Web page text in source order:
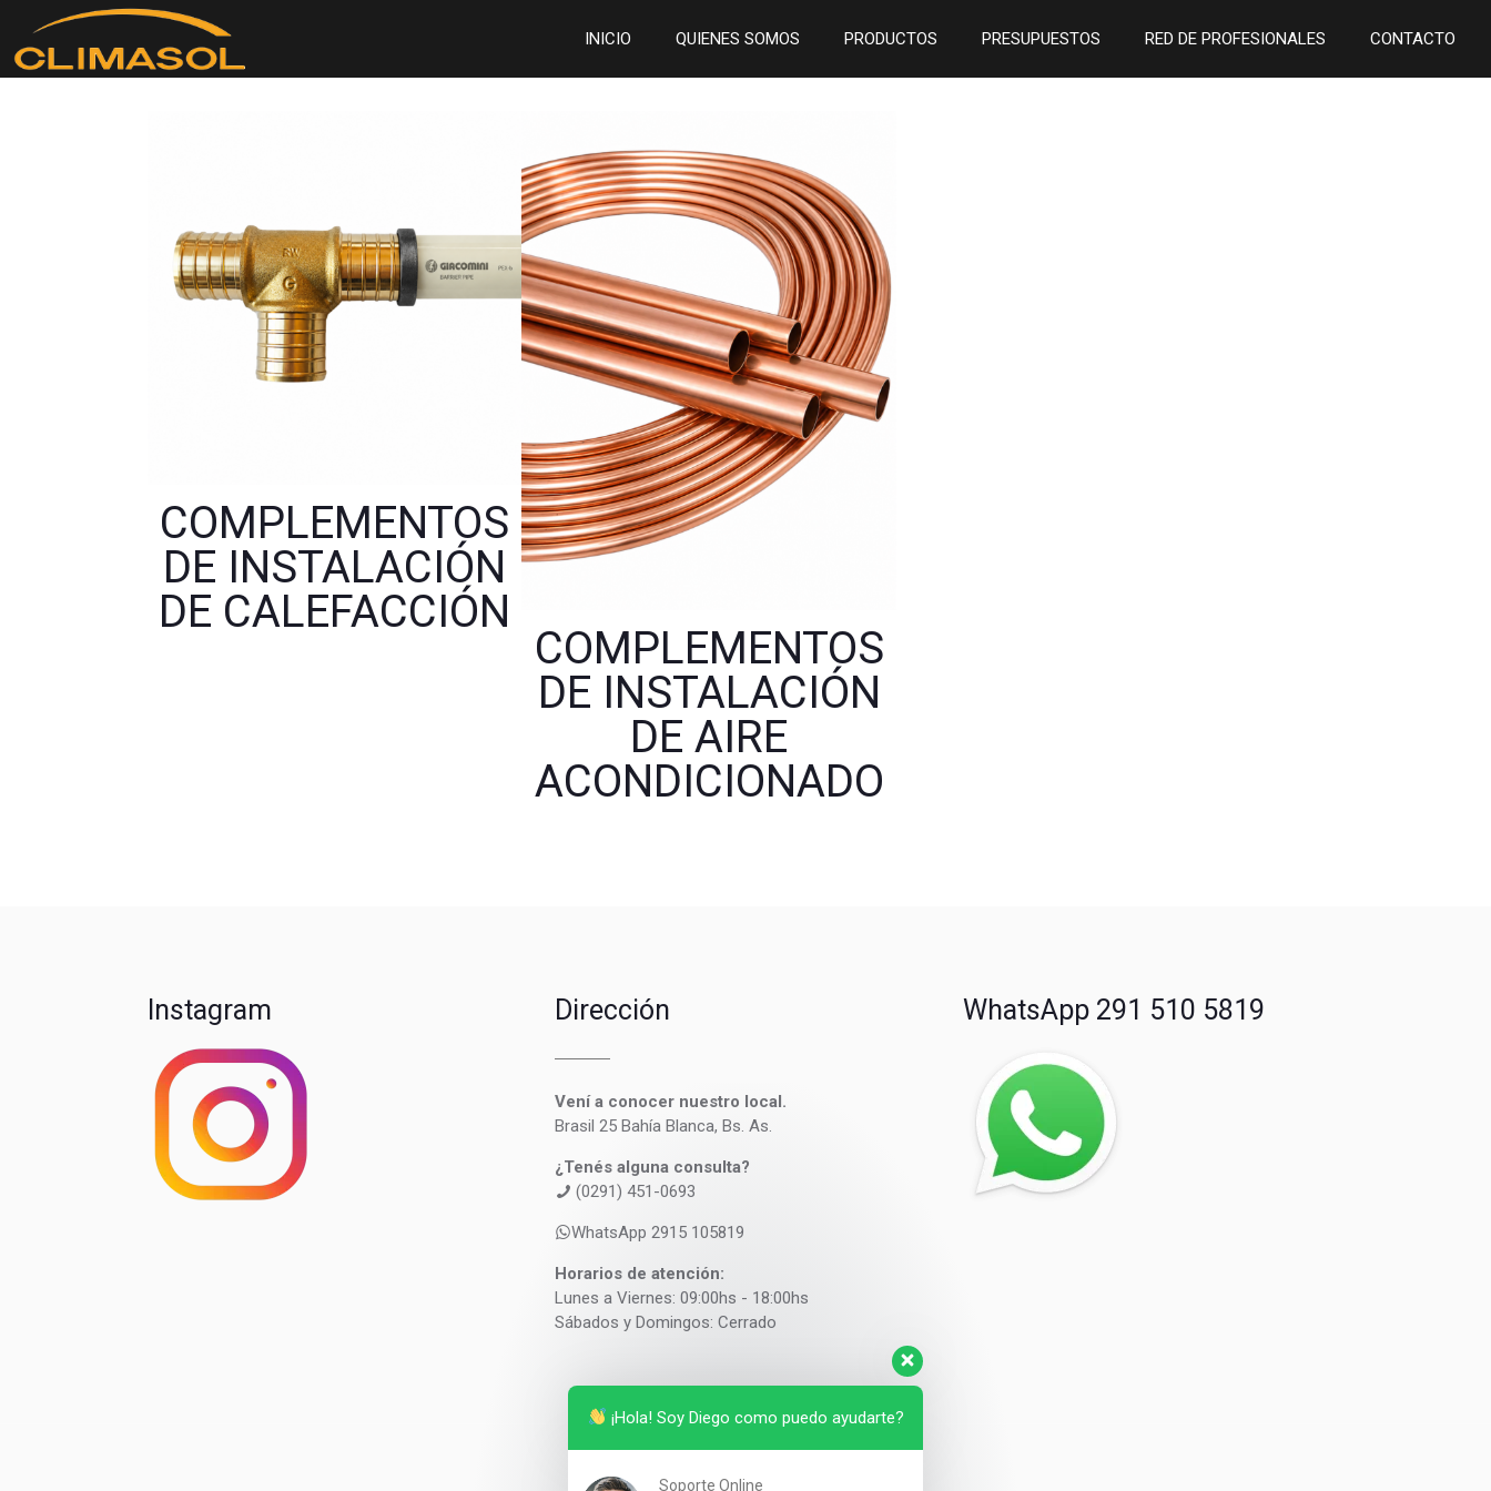
INICIO QUIENES SOMOS PRODUCTOS PRESUPUESTOS RED DE PROFESIONALES CONTACTO
COMPLEMENTOS
DE INSTALACIÓN
DE CALEFACCIÓN
COMPLEMENTOS
DE INSTALACIÓN
DE AIRE
ACONDICIONADO
Instagram Dirección
Vení a conocer nuestro local.
Brasil 25 Bahía Blanca, Bs. As.
¿Tenés alguna consulta?
(0291) 451-0693
WhatsApp 2915 105819
Horarios de atención:
Lunes a Viernes: 09:00hs - 18:00hs
Sábados y Domingos: Cerrado
WhatsApp 291 510 5819
¡Hola! Soy Diego como puedo ayudarte?
Soporte Online